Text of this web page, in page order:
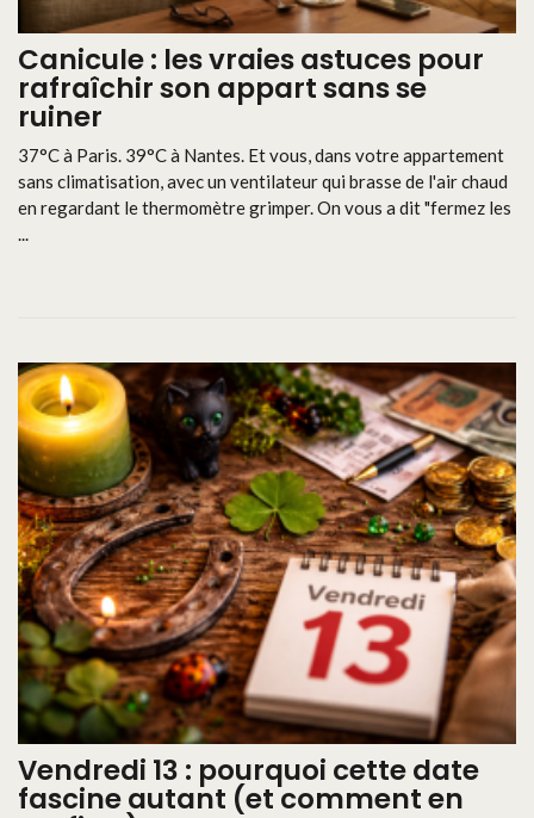
Canicule : les vraies astuces pour
rafraîchir son appart sans se
ruiner
37°C à Paris. 39°C à Nantes. Et vous, dans votre appartement
sans climatisation, avec un ventilateur qui brasse de l'air chaud
en regardant le thermomètre grimper. On vous a dit "fermez les
...
Vendredi 13 : pourquoi cette date
fascine autant (et comment en